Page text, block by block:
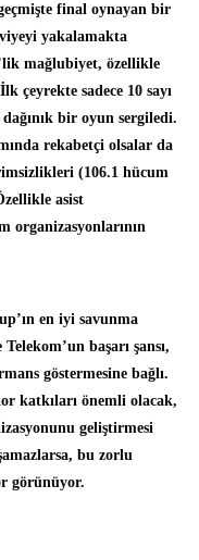
final oynayan bir
yakalamakta
mağlubiyet, özellikle
çeyrekte sadece 10 sayı
bir oyun sergiledi.
rekabetçi olsalar da
(106.1 hücum
asist
organizasyonlarının
en iyi savunma
başarı şansı,
göstermesine bağlı.
katkıları önemli olacak,
geliştirmesi
bu zorlu
görünüyor.